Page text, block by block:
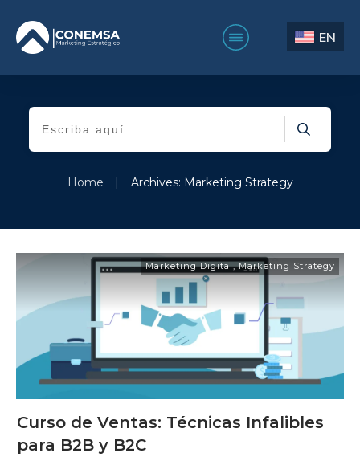
EN
Home | Archives: Marketing Strategy
Marketing Digital,Marketing Strategy
Curso de Ventas: Técnicas Infalibles
para B2B y B2C